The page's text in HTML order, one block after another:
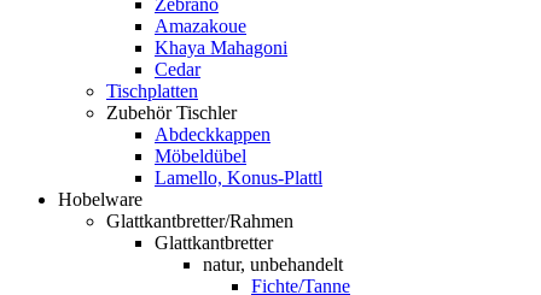
Zebrano
Amazakoue
Khaya Mahagoni
Cedar
Tischplatten
Zubehör Tischler
Abdeckkappen
Möbeldübel
Lamello, Konus-Plattl
Hobelware
Glattkantbretter/Rahmen
Glattkantbretter
natur, unbehandelt
Fichte/Tanne